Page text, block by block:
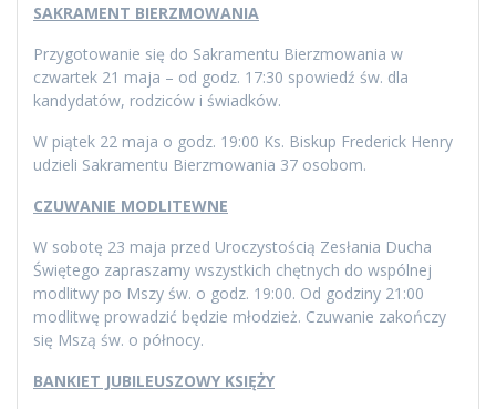
SAKRAMENT BIERZMOWANIA
Przygotowanie się do Sakramentu Bierzmowania w
czwartek 21 maja – od godz. 17:30 spowiedź św. dla
kandydatów, rodziców i świadków.
W piątek 22 maja o godz. 19:00 Ks. Biskup Frederick Henry
udzieli Sakramentu Bierzmowania 37 osobom.
CZUWANIE MODLITEWNE
W sobotę 23 maja przed Uroczystością Zesłania Ducha
Świętego zapraszamy wszystkich chętnych do wspólnej
modlitwy po Mszy św. o godz. 19:00. Od godziny 21:00
modlitwę prowadzić będzie młodzież. Czuwanie zakończy
się Mszą św. o północy.
BANKIET JUBILEUSZOWY KSIĘŻY